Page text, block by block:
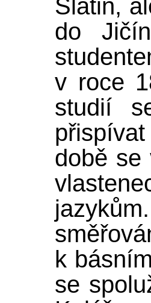
Slatin,
do
v roce
studií
době se
k
se